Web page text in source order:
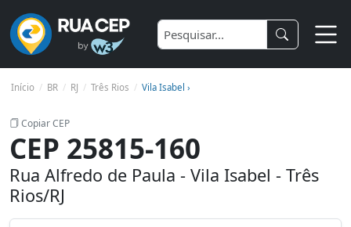
Início BR RJ Três Rios Vila Isabel ›
Copiar CEP
CEP 25815-160
Rua Alfredo de Paula - Vila Isabel - Três
Rios/RJ